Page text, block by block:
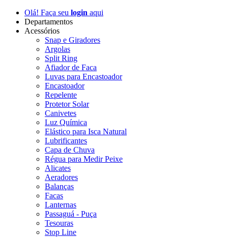
Olá! Faça seu login aqui
Departamentos
Acessórios
Snap e Giradores
Argolas
Split Ring
Afiador de Faca
Luvas para Encastoador
Encastoador
Repelente
Protetor Solar
Canivetes
Luz Química
Elástico para Isca Natural
Lubrificantes
Capa de Chuva
Régua para Medir Peixe
Alicates
Aeradores
Balanças
Facas
Lanternas
Passaguá - Puça
Tesouras
Stop Line